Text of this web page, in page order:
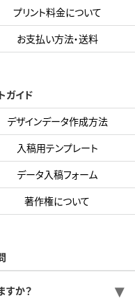
プリント料金について
お支払い方法・送料
ガイド
デザインデータ作成方法
入稿用テンプレート
データ入稿フォーム
著作権について
すか？